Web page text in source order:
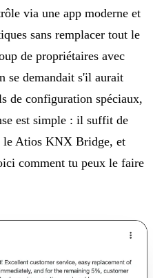
via une app moderne et
sans remplacer tout le
de propriétaires avec
se demandait s'il aurait
de configuration spéciaux,
est simple : il suffit de
le Atios KNX Bridge, et
comment tu peux le faire